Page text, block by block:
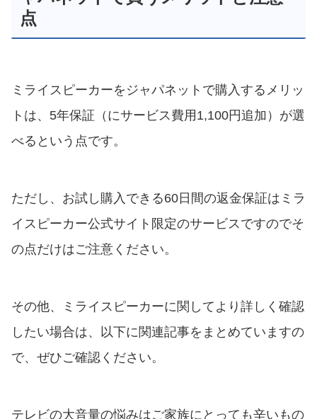
点
ミライスピーカーをジャパネットで購入するメリッ
トは、5年保証（にサービス費用1,100円追加）が選
べるという点です。
ただし、お試し購入できる60日間の返金保証はミラ
イスピーカー公式サイト限定のサービスですのでそ
の点だけはご注意ください。
その他、ミライスピーカーに関してより詳しく確認
したい場合は、以下に関連記事をまとめていますの
で、ぜひご確認ください。
テレビの大音量の悩みはご家族にとっても辛いもの